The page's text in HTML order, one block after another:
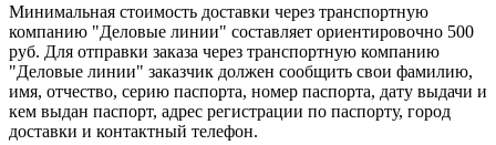
Минимальная стоимость доставки через транспортную
компанию "Деловые линии" составляет ориентировочно 500
руб. Для отправки заказа через транспортную компанию
"Деловые линии" заказчик должен сообщить свои фамилию,
имя, отчество, серию паспорта, номер паспорта, дату выдачи и
кем выдан паспорт, адрес регистрации по паспорту, город
доставки и контактный телефон.